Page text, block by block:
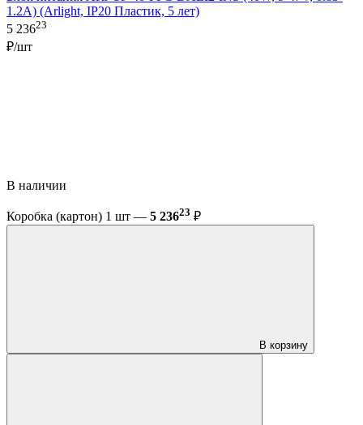
1.2A) (Arlight, IP20 Пластик, 5 лет)
5 23623
₽/шт
В наличии
Коробка (картон) 1 шт — 5 23623 ₽
В корзину